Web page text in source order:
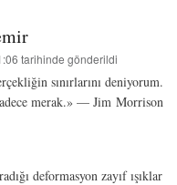
tarihinde gönderildi
sınırlarını deniyorum.
merak.» — Jim Morrison
deformasyon zayıf ışıklar